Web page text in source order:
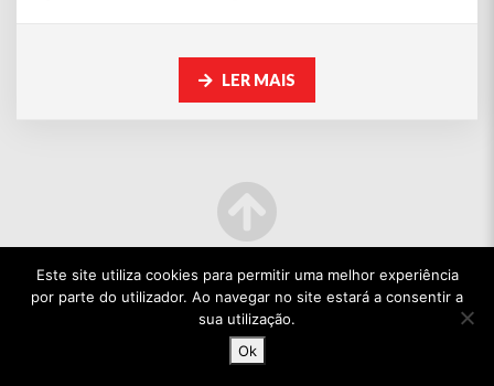
LER MAIS
© 2022 TODOS OS DIREITOS RESERVADOS.
Este site utiliza cookies para permitir uma melhor experiência
por parte do utilizador. Ao navegar no site estará a consentir a
sua utilização.
Ok